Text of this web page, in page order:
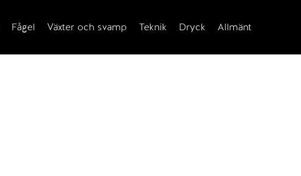
Fågel Växter och svamp Teknik Dryck Allmänt